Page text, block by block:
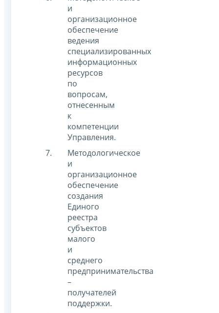
и
организационное
обеспечение
ведения
специализированных
информационных
ресурсов
по
вопросам,
отнесенным
к
компетенции
Управления.
Методологическое
и
организационное
обеспечение
создания
Единого
реестра
субъектов
малого
и
среднего
предпринимательства
–
получателей
поддержки.